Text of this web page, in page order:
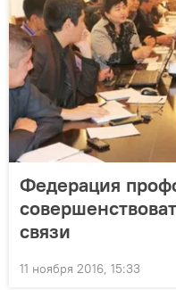
Федерация
связи
11 ноября 2016, 15:33